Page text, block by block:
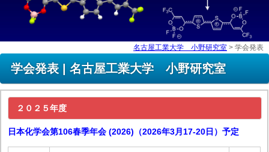
名古屋工業大学 小野研究室 >学会発表
学会発表 | 名古屋工業大学 小野研究室
２０２５年度
日本化学会第106春季年会 (2026)（2026年3月17-20日）予定